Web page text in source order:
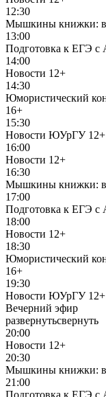
12:30
Мышкины книжки:
13:00
Подготовка к ЕГЭ с
14:00
Новости 12+
14:30
Юмористический
16+
15:30
Новости ЮУрГУ 12+
16:00
Новости 12+
16:30
Мышкины книжки:
17:00
Подготовка к ЕГЭ с
18:00
Новости 12+
18:30
Юмористический
16+
19:30
Новости ЮУрГУ 12+
Вечерний эфир
развернутьсвернуть
20:00
Новости 12+
20:30
Мышкины книжки:
21:00
Подготовка к ЕГЭ с